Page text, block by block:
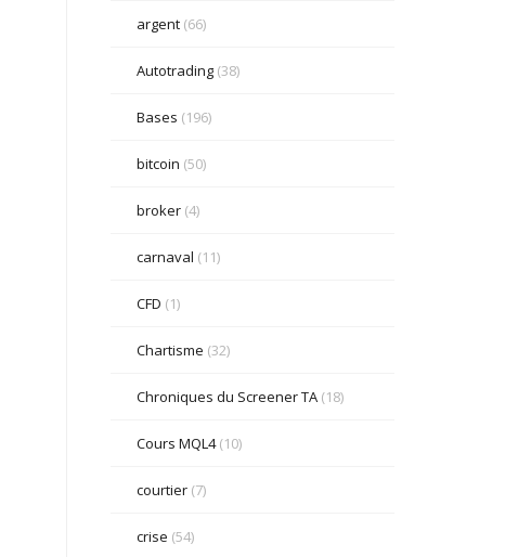
argent(66)
Autotrading(38)
Bases (196)
bitcoin (50)
broker(4)
carnaval (11)
CFD (1)
Chartisme (32)
Chroniques du Screener TA(18)
Cours MQL4(10)
courtier(7)
crise (54)